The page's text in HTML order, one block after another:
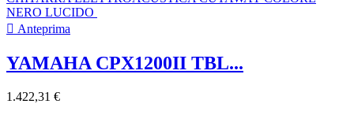
 Anteprima
YAMAHA CPX1200II TBL...
1.422,31 €